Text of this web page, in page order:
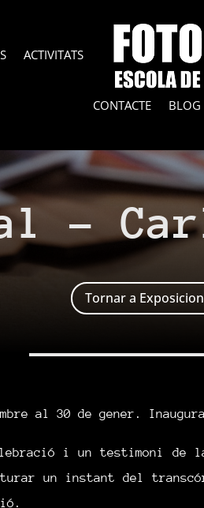
ACTIVITATS
CONTACTE BLOG
–
Tornar a
al 30 de gener.
i un testimoni
un instant del